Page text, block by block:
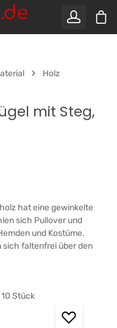
Holz
5 Sternen
mit Steg,
hat eine gewinkelte
sich Pullover und
und Kostüme.
sich faltenfrei über den